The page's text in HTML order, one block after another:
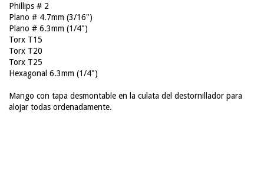
Phillips # 2
Plano # 4.7mm (3/16")
Plano # 6.3mm (1/4")
Torx T15
Torx T20
Torx T25
Hexagonal 6.3mm (1/4")
Mango con tapa desmontable en la culata del destornillador para
alojar todas ordenadamente.